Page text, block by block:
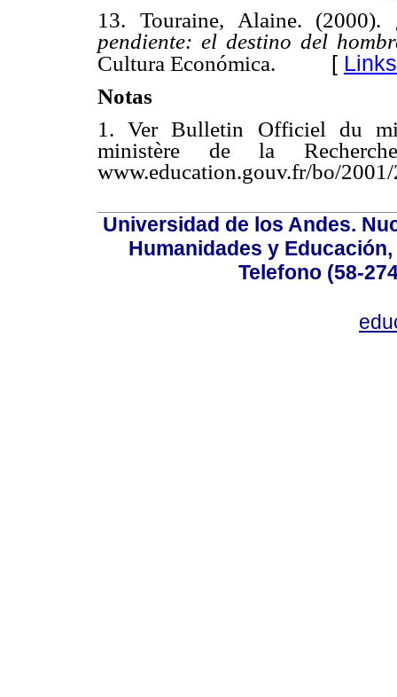
13. Touraine, Alaine. (2000).
pendiente: el destino del
Cultura Económica. [ Links
Notas
1. Ver Bulletin Officiel du
ministère de la
www.education.gouv.fr/bo/
Universidad de los Andes.
Humanidades y
Telefono (58-